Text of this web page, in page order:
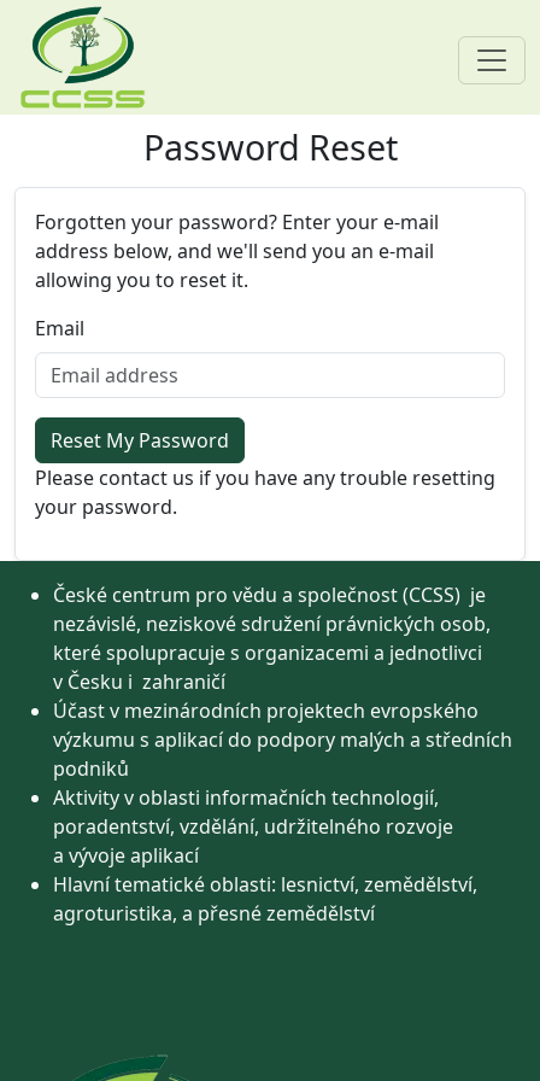
Password Reset
Forgotten your password? Enter your e-mail
address below, and we'll send you an e-mail
allowing you to reset it.
Email
Reset My Password
Please contact us if you have any trouble resetting
your password.
České centrum pro vědu a společnost (CCSS) je
nezávislé, neziskové sdružení právnických osob,
které spolupracuje s organizacemi a jednotlivci
v Česku i zahraničí
Účast v mezinárodních projektech evropského
výzkumu s aplikací do podpory malých a středních
podniků
Aktivity v oblasti informačních technologií,
poradentství, vzdělání, udržitelného rozvoje
a vývoje aplikací
Hlavní tematické oblasti: lesnictví, zemědělství,
agroturistika, a přesné zemědělství